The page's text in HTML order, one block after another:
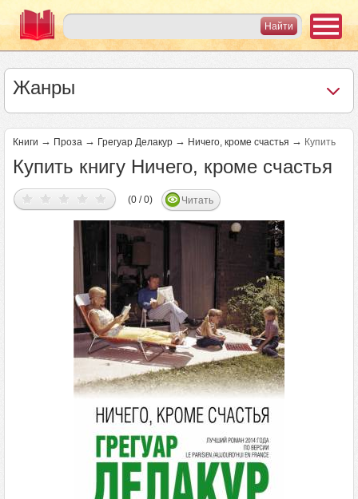
Жанры
Книги → Проза → Грегуар Делакур → Ничего, кроме счастья → Купить
Купить книгу Ничего, кроме счастья
(0 / 0) Читать